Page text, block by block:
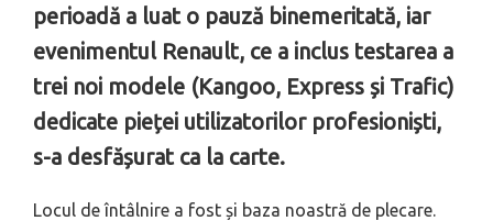
perioadă a luat o pauză binemeritată, iar
evenimentul Renault, ce a inclus testarea a
trei noi modele (Kangoo, Express și Trafic)
dedicate pieței utilizatorilor profesioniști,
s-a desfășurat ca la carte.
Locul de întâlnire a fost și baza noastră de plecare.